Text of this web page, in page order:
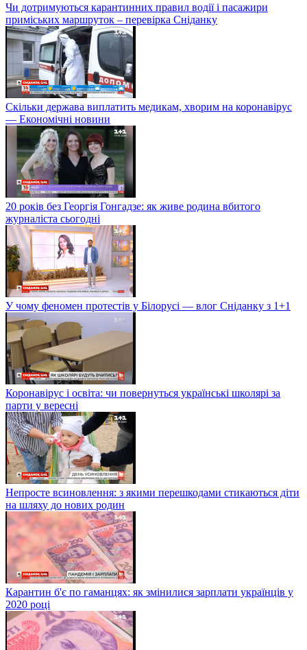
Чи дотримуються карантинних правил водії і пасажири
приміських маршруток – перевірка Сніданку
Скільки держава виплатить медикам, хворим на коронавірус
— Економічні новини
20 років без Георгія Гонгадзе: як живе родина вбитого
журналіста сьогодні
У чому феномен протестів у Білорусі — влог Сніданку з 1+1
Коронавірус і освіта: чи повернуться українські школярі за
парти у вересні
Непросте всиновлення: з якими перешкодами стикаються діти
на шляху до нових родин
Карантин б'є по гаманцях: як змінилися зарплати українців у
2020 році